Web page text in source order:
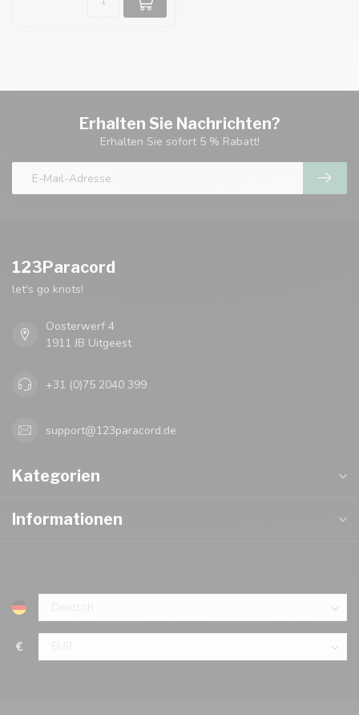
Erhalten Sie Nachrichten?
Erhalten Sie sofort 5 % Rabatt!
123Paracord
let's go knots!
Oosterwerf 4
1911 JB Uitgeest
+31 (0)75 2040 399
support@123paracord.de
Kategorien
Informationen
€